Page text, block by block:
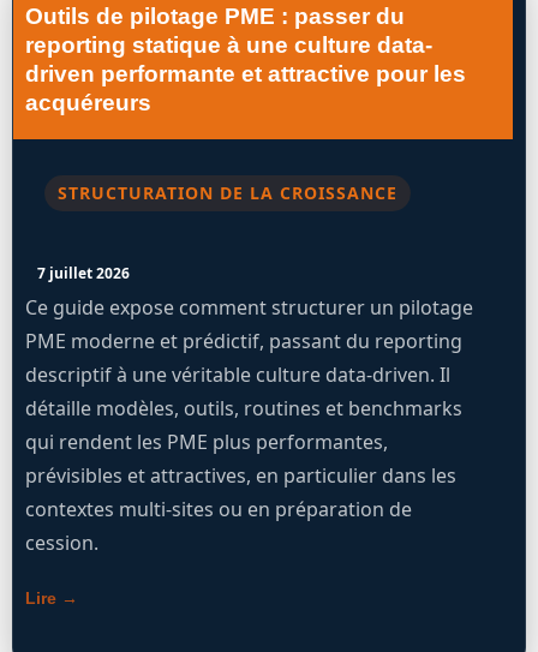
Outils de pilotage PME : passer du
reporting statique à une culture data-
driven performante et attractive pour les
acquéreurs
STRUCTURATION DE LA CROISSANCE
7 juillet 2026
Ce guide expose comment structurer un pilotage
PME moderne et prédictif, passant du reporting
descriptif à une véritable culture data-driven. Il
détaille modèles, outils, routines et benchmarks
qui rendent les PME plus performantes,
prévisibles et attractives, en particulier dans les
contextes multi-sites ou en préparation de
cession.
Lire →